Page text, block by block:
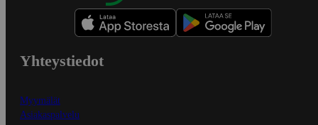
Yhteystiedot
Myymälät
Asiakaspalvelu